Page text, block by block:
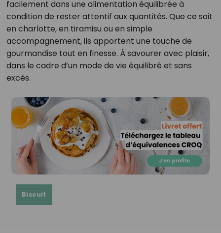
facilement dans une alimentation équilibrée à
condition de rester attentif aux quantités. Que ce soit
en charlotte, en tiramisu ou en simple
accompagnement, ils apportent une touche de
gourmandise tout en finesse. À savourer avec plaisir,
dans le cadre d’un mode de vie équilibré et sans
excès.
Biscuit